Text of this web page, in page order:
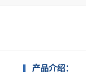
产品介绍：